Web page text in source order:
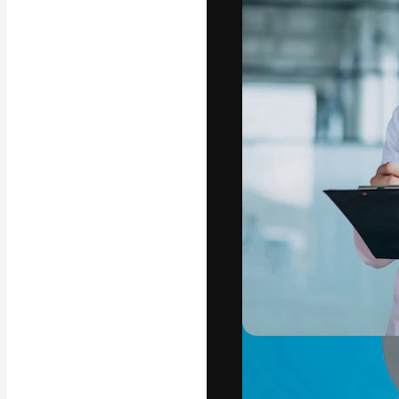
La plataforma
trabajo. Más
entre
estudios.
Copyright © 2010-